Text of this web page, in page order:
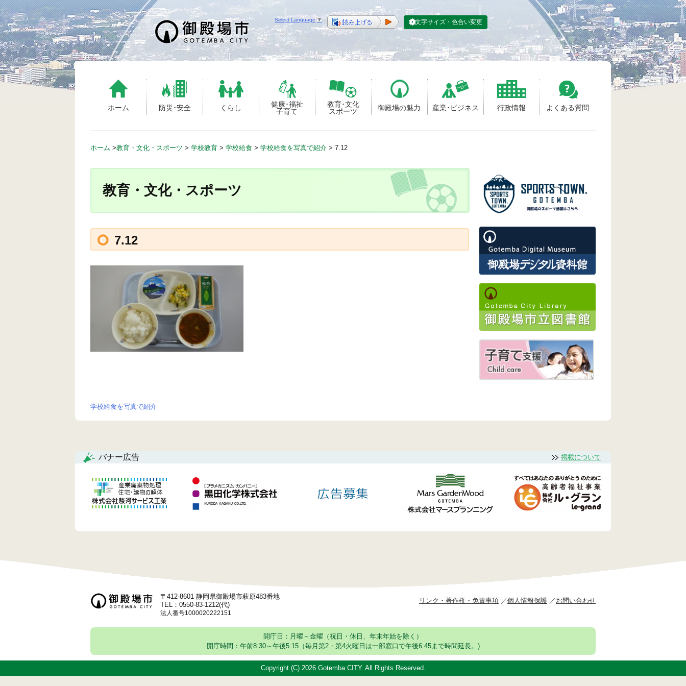
S
k
i
p
t
o
c
ホーム 防災･安全 くらし
健康･福祉
子育て
教育･文化
スポーツ
御殿場の魅力 産業･ビジネス 行政情報 よくある質問
Select Language ▼ 文字サイズ・色合い変更
ホーム >教育・文化・スポーツ > 学校教育 > 学校給食 > 学校給食を写真で紹介 > 7.12
教育・文化・スポーツ
7.12
投
ナ
ビ
ゲ
シ
ン
学校給食を写真で紹介
バナー広告 掲載について
〒412-8601 静岡県御殿場市萩原483番地
TEL：0550-83-1212(代)
法人番号1000020222151
リンク・著作権・免責事項 個人情報保護 お問い合わせ
開庁日：月曜～金曜（祝日・休日、年末年始を除く）
開庁時間：午前8:30～午後5:15（毎月第2・第4火曜日は一部窓口で午後6:45まで時間延長。)
Copyright (C) 2026 Gotemba CITY. All Rights Reserved.